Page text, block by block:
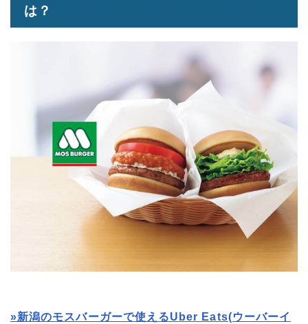
は？
»新潟のモスバーガーで使えるUber Eats(ウーバーイ